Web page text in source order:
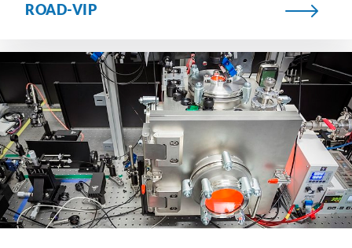
ROAD-VIP